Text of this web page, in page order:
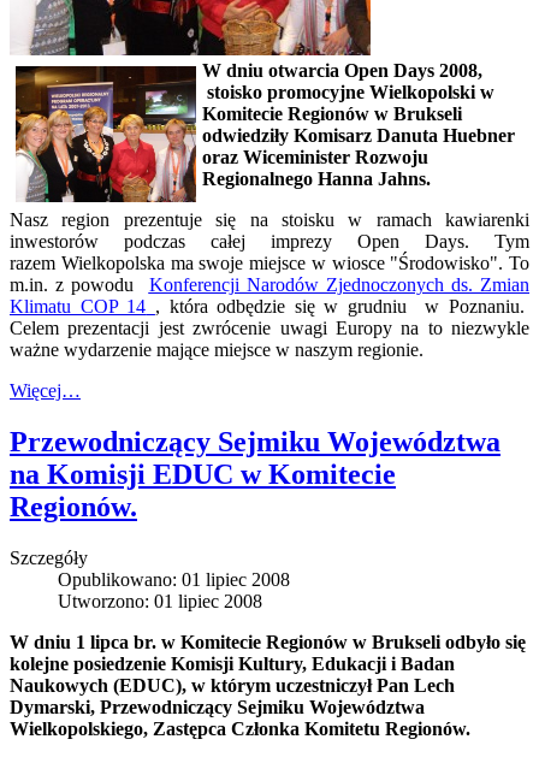
W dniu otwarcia Open Days 2008,
stoisko promocyjne Wielkopolski w
Komitecie Regionów w Brukseli
odwiedziły Komisarz Danuta Huebner
oraz Wiceminister Rozwoju
Regionalnego Hanna Jahns.
Nasz region prezentuje się na stoisku w ramach kawiarenki
inwestorów podczas całej imprezy Open Days. Tym
razem Wielkopolska ma swoje miejsce w wiosce "Środowisko". To
m.in. z powodu Konferencji Narodów Zjednoczonych ds. Zmian
Klimatu COP 14 , która odbędzie się w grudniu w Poznaniu.
Celem prezentacji jest zwrócenie uwagi Europy na to niezwykle
ważne wydarzenie mające miejsce w naszym regionie.
Więcej…
Przewodniczący Sejmiku Województwa
na Komisji EDUC w Komitecie
Regionów.
Szczegóły
Opublikowano: 01 lipiec 2008
Utworzono: 01 lipiec 2008
W dniu 1 lipca br. w Komitecie Regionów w Brukseli odbyło się
kolejne posiedzenie Komisji Kultury, Edukacji i Badan
Naukowych (EDUC), w którym uczestniczył Pan Lech
Dymarski, Przewodniczący Sejmiku Województwa
Wielkopolskiego, Zastępca Członka Komitetu Regionów.